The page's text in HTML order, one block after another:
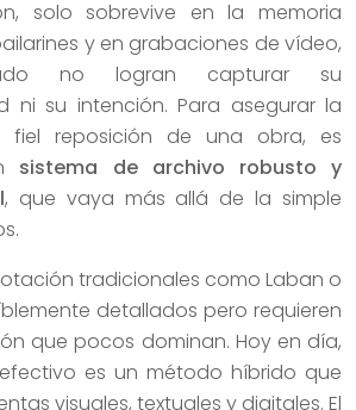
solo sobrevive en la memoria
y en grabaciones de vídeo,
no logran capturar su
ni su intención. Para asegurar la
fiel reposición de una obra, es
sistema de archivo robusto y
, que vaya más allá de la simple
tradicionales como Laban o
detallados pero requieren
que pocos dominan. Hoy en día,
es un método híbrido que
visuales, textuales y digitales. El